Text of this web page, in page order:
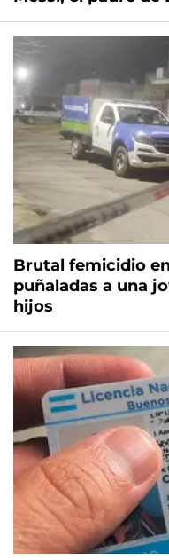
Brutal femicidio
puñaladas a una
hijos